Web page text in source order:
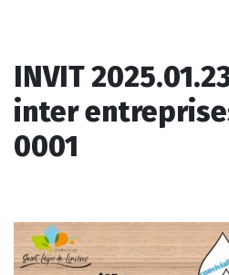
INVIT
inter
0001